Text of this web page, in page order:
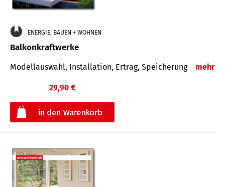
ENERGIE, BAUEN + WOHNEN
Balkonkraftwerke
Modellauswahl, Installation, Ertrag, Speicherung mehr
29,90 €